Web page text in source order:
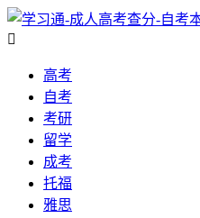

高考
自考
考研
留学
成考
托福
雅思